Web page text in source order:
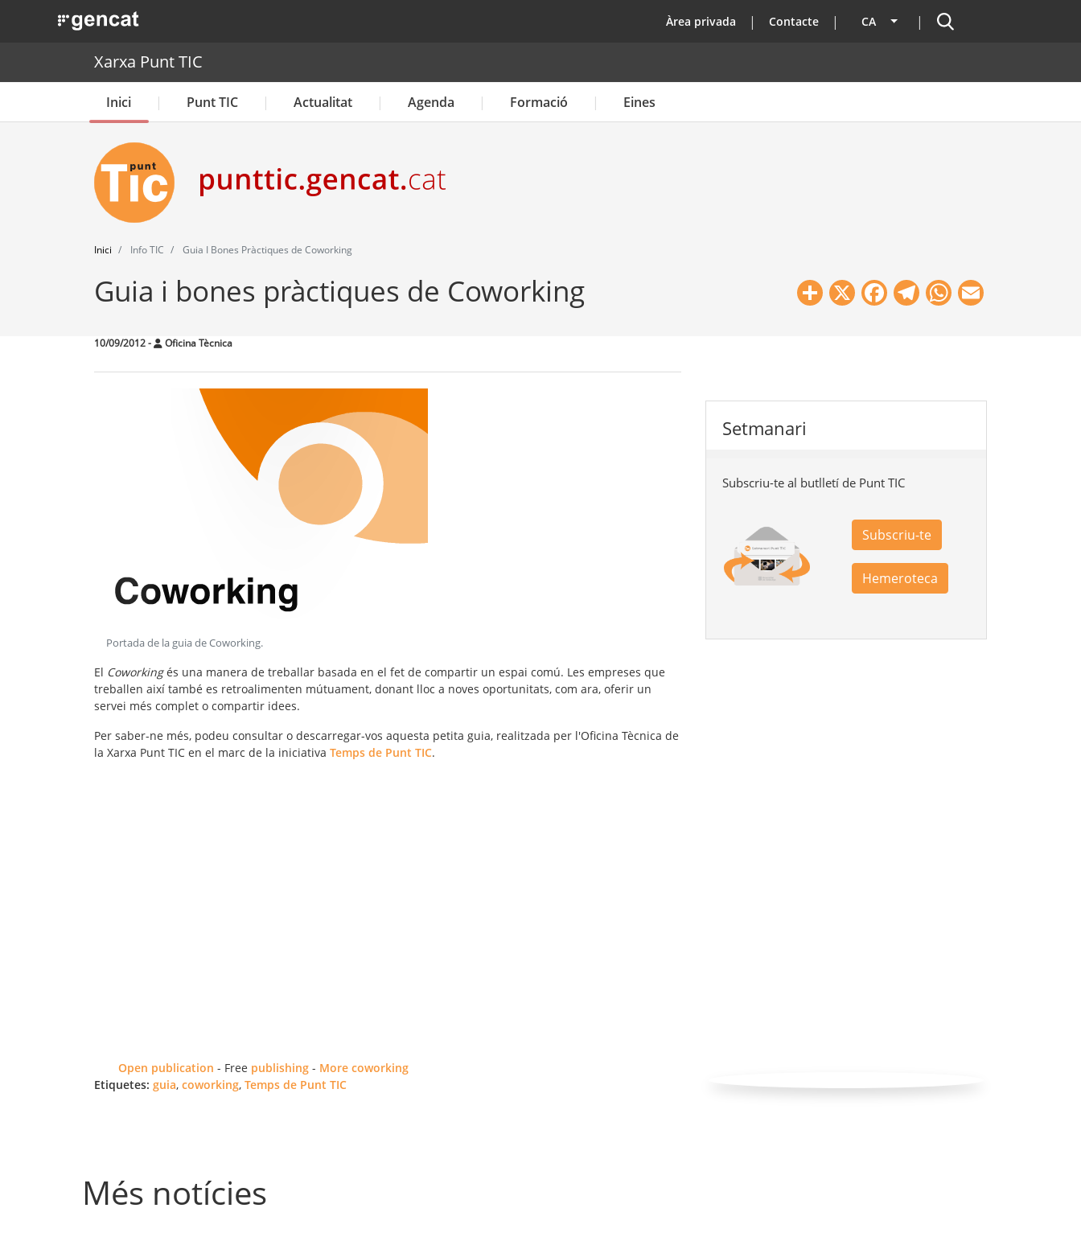
. Obre en una nova finestra. top
Àrea privada Contacte CA Llista les accions addicionals
Cercador
Xarxa Punt TIC
Inici Punt TIC Actualitat Agenda Formació Eines
Inici Info TIC Guia I Bones Pràctiques de Coworking
Guia i bones pràctiques de Coworking Share
X Facebook
Telegram
WhatsApp
10/09/2012- Oficina Tècnica
Portada de la guia de Coworking.
El Coworkingés una manera de treballar basada en el fet de compartir un espai comú. Les empreses que
treballen així també es retroalimenten mútuament, donant lloc a noves oportunitats, com ara, oferir un
servei més complet o compartir idees.
Per saber-ne més, podeu consultar o descarregar-vos aquesta petita guia, realitzada per l'Oficina Tècnica de
la Xarxa Punt TIC en el marc de la iniciativa Temps de Punt TIC.
Open publication - Free publishing- More coworking
Etiquetes: guia, coworking, Temps de Punt TIC
Setmanari
Subscriu-te al butlletí de Punt TIC
Subscriu-te
Hemeroteca
Més notícies